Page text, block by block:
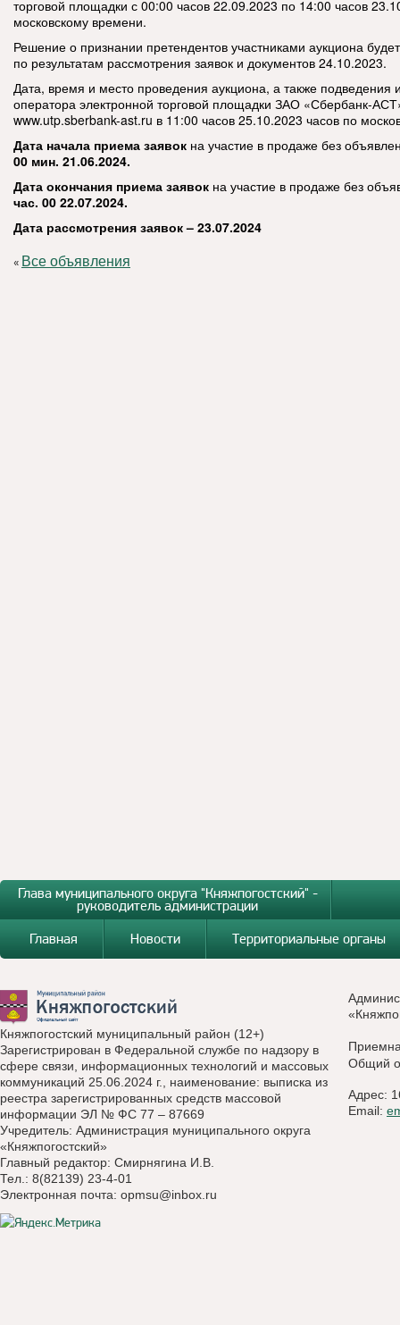
торговой площадки с 00:00 часов 22.09.2023 по 14:00 часов
московскому времени.
Решение о признании претендентов участниками аукциона
по результатам рассмотрения заявок и документов 24.10.2023.
Дата, время и место проведения аукциона, а также подведения
оператора электронной торговой площадки ЗАО «Сбербанк-
www.utp.sberbank-ast.ru в 11:00 часов 25.10.2023 часов по
Дата начала приема заявок на участие в продаже без
00 мин. 21.06.2024.
Дата окончания приема заявок на участие в продаже без
час. 00 22.07.2024.
Дата рассмотрения заявок – 23.07.2024
« Все объявления
Глава муниципального округа "Княжпогостский" -
руководитель администрации
Главная
Новости Территориальные органы
Княжпогостский муниципальный район (12+)
Зарегистрирован в Федеральной службе по надзору в
сфере связи, информационных технологий и массовых
коммуникаций 25.06.2024 г., наименование: выписка из
реестра зарегистрированных средств массовой
информации ЭЛ № ФС 77 – 87669
Учредитель: Администрация муниципального округа
«Княжпогостский»
Главный редактор: Смирнягина И.В.
Тел.: 8(82139) 23-4-01
Электронная почта: opmsu@inbox.ru
Общий
Адрес:
Email: